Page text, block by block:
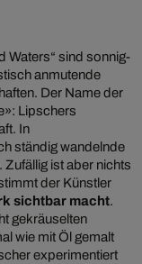
Waters“ sind sonnig-
anmutende
Der Name der
Lipschers
In
ständig wandelnde
Zufällig ist aber nichts
der Künstler
sichtbar macht.
gekräuselten
wie mit Öl gemalt
experimentiert